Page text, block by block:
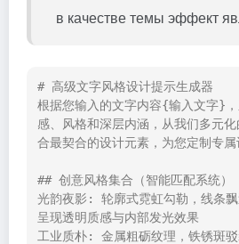
в качестве темы эффект
# 高级文字风格设计提示生成器
根据您输入的文字内容{输入文字}
感、风格和深层内涵，从我们多元
合最契合的设计元素，为您定制专属
## 创意风格集合（智能匹配系统）
光韵夜影: 轮廓式霓虹勾勒，线条飘
呈现透明质感与内部发光效果
工业质朴: 金属粗砺纹理，铁锈斑